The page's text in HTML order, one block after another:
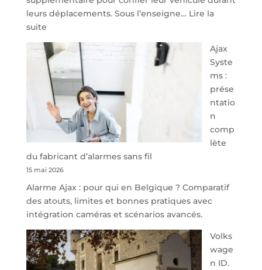
leurs déplacements. Sous l’enseigne… Lire la
suite:
40
minutes
de
Namur,
Steveny
Park
redessine
de
parking
sécurisé
à
l’aéroport
de
Charleroi
Ajax
Syste
ms :
prése
ntatio
n
comp
lète
du fabricant d’alarmes sans fil
15 mai 2026
Alarme Ajax : pour qui en Belgique ? Comparatif
des atouts, limites et bonnes pratiques avec
intégration caméras et scénarios avancés.
Volks
wage
n ID.